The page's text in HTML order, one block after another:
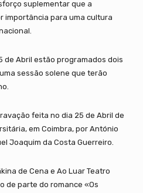
suplementar que a
importância para uma cultura
nacional.
de Abril estão programados dois
sessão solene que terão
feita no dia 25 de Abril de
em Coimbra, por António
Joaquim da Costa Guerreiro.
de Cena e Ao Luar Teatro
de parte do romance «Os